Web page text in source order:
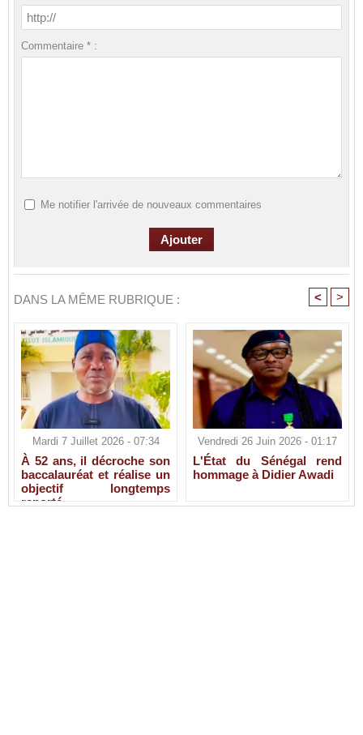
Commentaire * :
Me notifier l'arrivée de nouveaux commentaires
DANS LA MÊME RUBRIQUE : < >
Mardi 7 Juillet 2026 - 07:34
À 52 ans, il décroche son
baccalauréat et réalise un
objectif longtemps
reporté
Vendredi 26 Juin 2026 - 01:17
L'État du Sénégal rend
hommage à Didier Awadi